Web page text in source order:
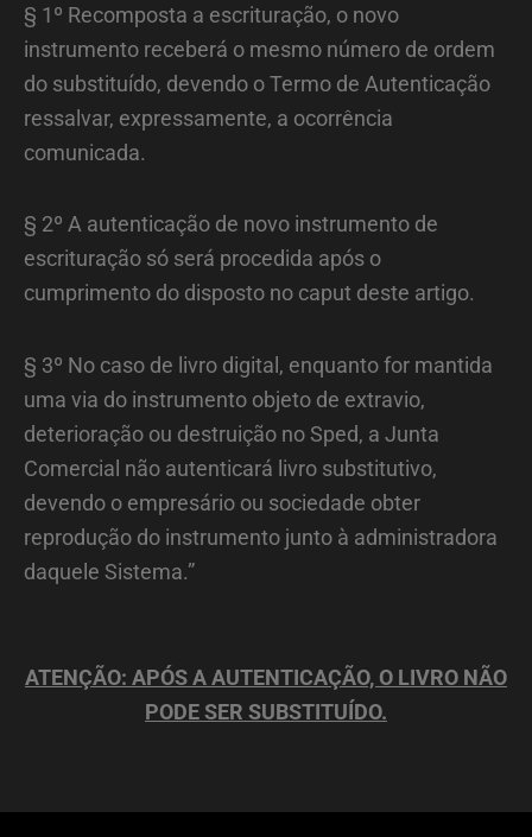
§ 1º Recomposta a escrituração, o novo
instrumento receberá o mesmo número de ordem
do substituído, devendo o Termo de Autenticação
ressalvar, expressamente, a ocorrência
comunicada.
§ 2º A autenticação de novo instrumento de
escrituração só será procedida após o
cumprimento do disposto no caput deste artigo.
§ 3º No caso de livro digital, enquanto for mantida
uma via do instrumento objeto de extravio,
deterioração ou destruição no Sped, a Junta
Comercial não autenticará livro substitutivo,
devendo o empresário ou sociedade obter
reprodução do instrumento junto à administradora
daquele Sistema.”
ATENÇÃO: APÓS A AUTENTICAÇÃO, O LIVRO NÃO
PODE SER SUBSTITUÍDO.